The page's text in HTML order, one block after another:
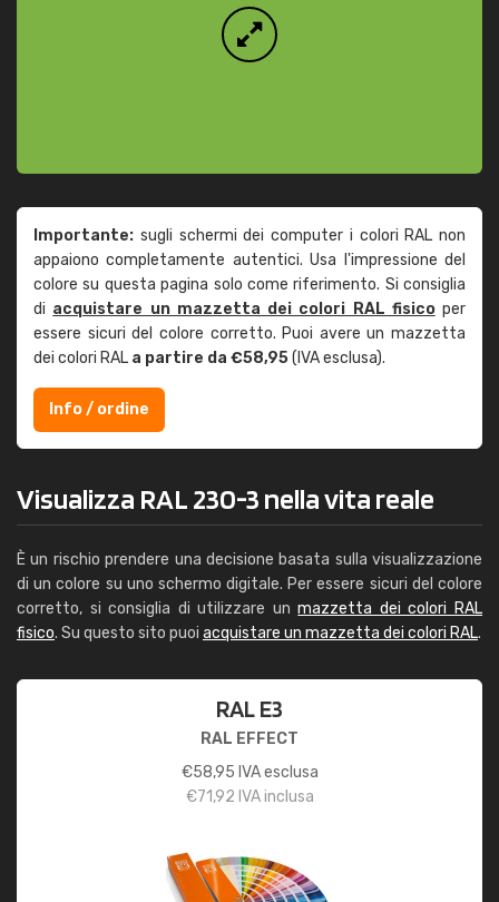
Importante: sugli schermi dei computer i colori RAL non
appaiono completamente autentici. Usa l'impressione del
colore su questa pagina solo come riferimento. Si consiglia
di acquistare un mazzetta dei colori RAL fisicoper
essere sicuri del colore corretto. Puoi avere un mazzetta
dei colori RAL a partire da €58,95(IVA esclusa).
Info / ordine
Visualizza RAL 230-3 nella vita reale
È un rischio prendere una decisione basata sulla visualizzazione
di un colore su uno schermo digitale. Per essere sicuri del colore
corretto, si consiglia di utilizzare unmazzetta dei colori RAL
fisico. Su questo sito puoi acquistare un mazzetta dei colori RAL.
RAL E3
RAL EFFECT
€58,95 IVA esclusa
€71,92 IVA inclusa